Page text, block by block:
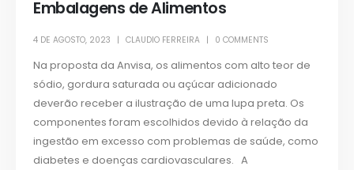
Embalagens de Alimentos
4 DE AGOSTO, 2023 CLAUDIO FERREIRA 0 COMMENTS
Na proposta da Anvisa, os alimentos com alto teor de
sódio, gordura saturada ou açúcar adicionado
deverão receber a ilustração de uma lupa preta. Os
componentes foram escolhidos devido à relação da
ingestão em excesso com problemas de saúde, como
diabetes e doenças cardiovasculares. A